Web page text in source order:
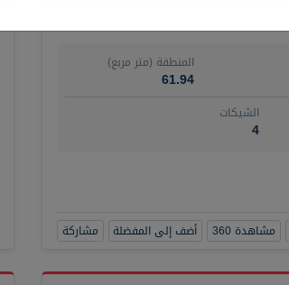
المنطقة (متر مربع)
61.94
الشيكات
4
مشاهدة 360 أضف إلى المفضلة مشاركة